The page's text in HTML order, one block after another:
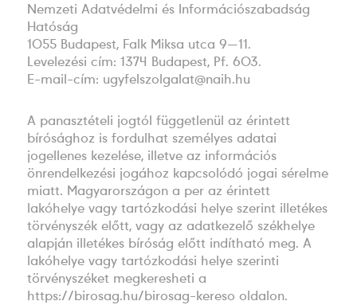
Nemzeti Adatvédelmi és Információszabadság
Hatóság
1055 Budapest, Falk Miksa utca 9—11.
Levelezési cím: 1374 Budapest, Pf. 603.
E-mail-cím: ugyfelszolgalat@naih.hu
A panasztételi jogtól függetlenül az érintett
bírósághoz is fordulhat személyes adatai
jogellenes kezelése, illetve az információs
önrendelkezési jogához kapcsolódó jogai sérelme
miatt. Magyarországon a per az érintett
lakóhelye vagy tartózkodási helye szerint illetékes
törvényszék előtt, vagy az adatkezelő székhelye
alapján illetékes bíróság előtt indítható meg. A
lakóhelye vagy tartózkodási helye szerinti
törvényszéket megkeresheti a
https://birosag.hu/birosag-kereso oldalon.